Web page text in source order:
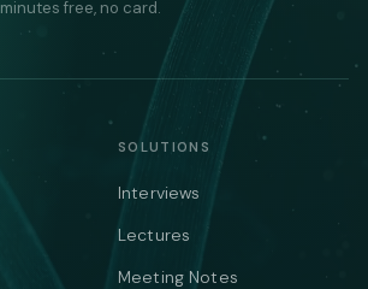
free, no card.
SOLUTIONS
Interviews
Lectures
Meeting Notes